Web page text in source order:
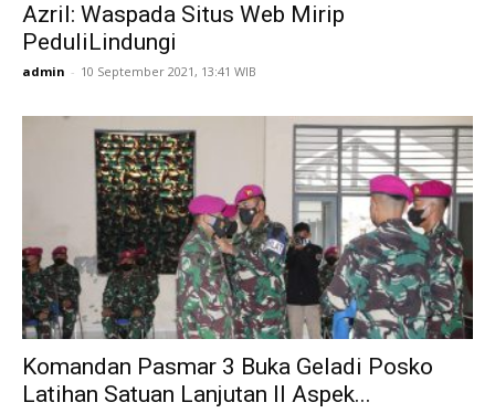
Azril: Waspada Situs Web Mirip
PeduliLindungi
admin - 10 September 2021, 13:41 WIB
Komandan Pasmar 3 Buka Geladi Posko
Latihan Satuan Lanjutan II Aspek...